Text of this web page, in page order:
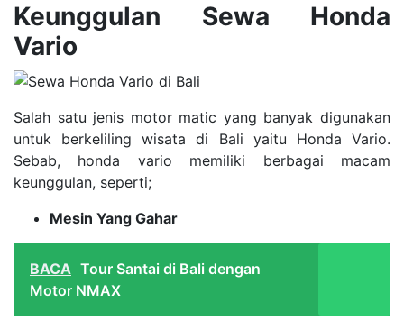
Keunggulan Sewa Honda
Vario
Salah satu jenis motor matic yang banyak digunakan
untuk berkeliling wisata di Bali yaitu Honda Vario.
Sebab, honda vario memiliki berbagai macam
keunggulan, seperti;
Mesin Yang Gahar
BACA Tour Santai di Bali dengan
Motor NMAX